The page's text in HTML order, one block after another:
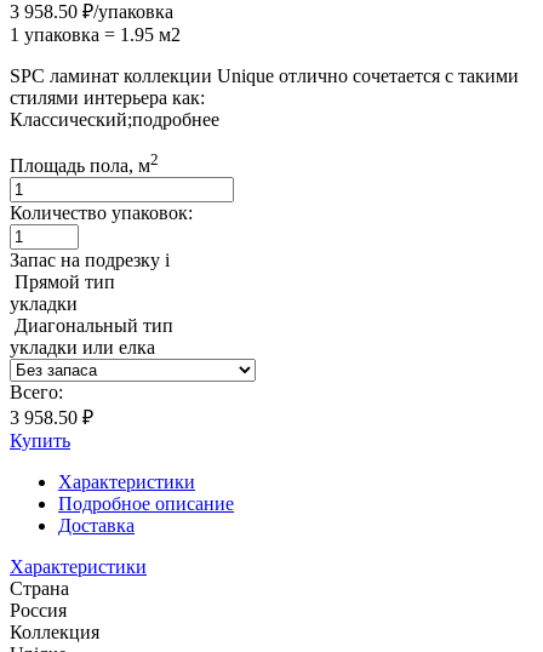
3 958.50 ₽/упаковка
1 упаковка = 1.95 м2
SPC ламинат коллекции Unique отлично сочетается с такими
стилями интерьера как:
Классический;подробнее
Площадь пола, м2
Количество упаковок:
Запас на подрезку i
Прямой тип
укладки
Диагональный тип
укладки или елка
Всего:
3 958.50 ₽
Купить
Характеристики
Подробное описание
Доставка
Характеристики
Страна
Россия
Коллекция